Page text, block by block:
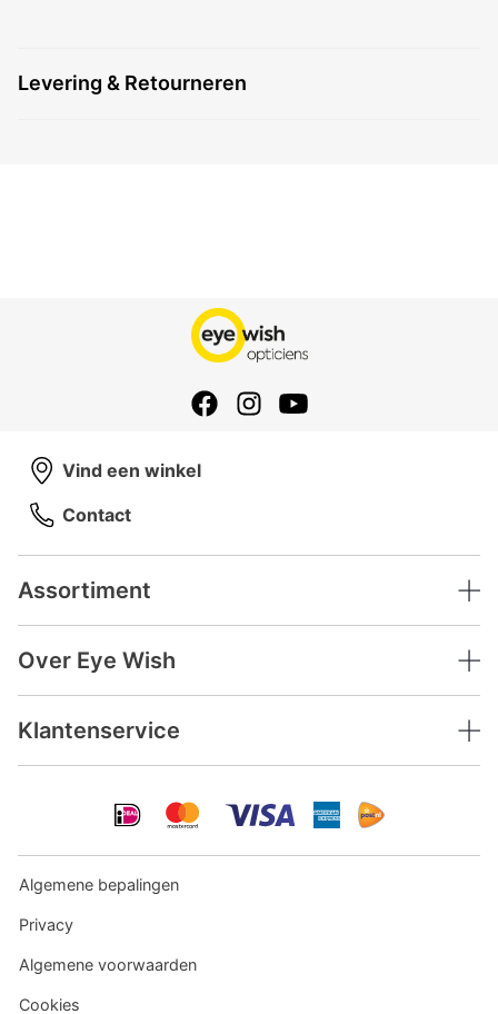
Levering & Retourneren
Assortiment
Over Eye Wish
Klantenservice
Vind een winkel
Contact
Algemene bepalingen
Privacy
Algemene voorwaarden
Cookies